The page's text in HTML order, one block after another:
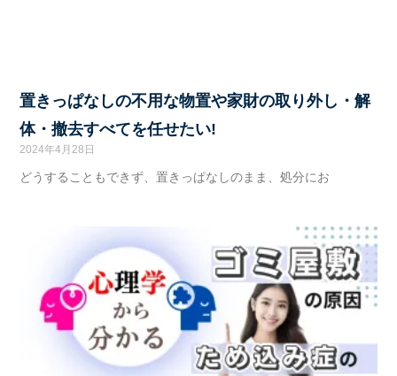
置きっぱなしの不用な物置や家財の取り外し・解
体・撤去すべてを任せたい!
2024年4月28日
どうすることもできず、置きっぱなしのまま、処分にお